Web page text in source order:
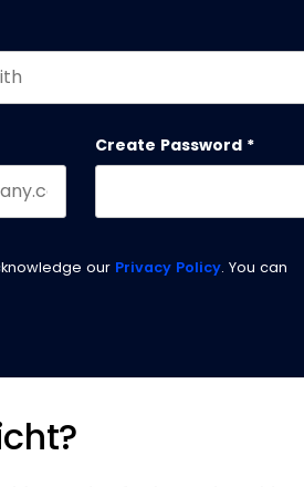
Create Password *
our Privacy Policy. You can